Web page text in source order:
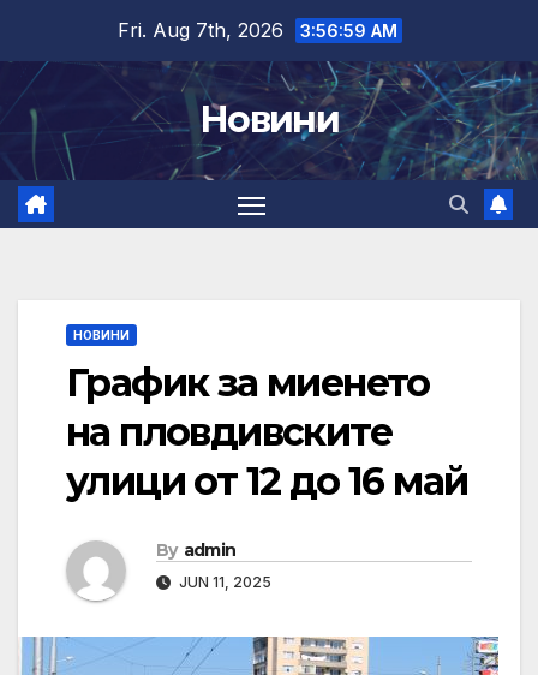
content
Fri. Aug 7th, 2026 3:57:01 AM
Новини
НОВИНИ
График за миенето
на пловдивските
улици от 12 до 16 май
By admin
JUN 11, 2025